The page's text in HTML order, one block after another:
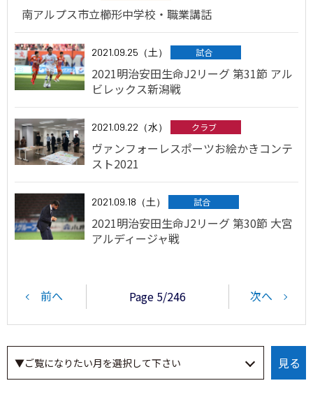
南アルプス市立櫛形中学校・職業講話
2021.09.25（土） 試合
2021明治安田生命J2リーグ 第31節 アル
ビレックス新潟戦
2021.09.22（水） クラブ
ヴァンフォーレスポーツお絵かきコンテ
スト2021
2021.09.18（土） 試合
2021明治安田生命J2リーグ 第30節 大宮
アルディージャ戦
Page 5/246
前へ 次へ